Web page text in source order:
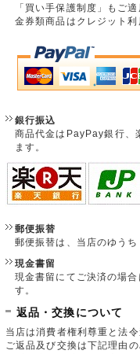
「買い手保護制度」もご
金券類商品はクレジット利
銀行振込
商品代金はPayPay銀行、
ます。
郵便振替
郵便振替は、当店のゆう
現金書留
現金書留にてご決済の場
す。
返品・交換について
当店は消費者権利尊重と法
ご返品及び交換は下記理由の